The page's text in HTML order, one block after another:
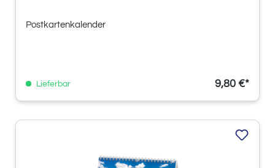
Postkartenkalender
Lieferbar 9,80 €*